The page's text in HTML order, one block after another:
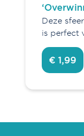
Deze
is perfect
€ 1,99